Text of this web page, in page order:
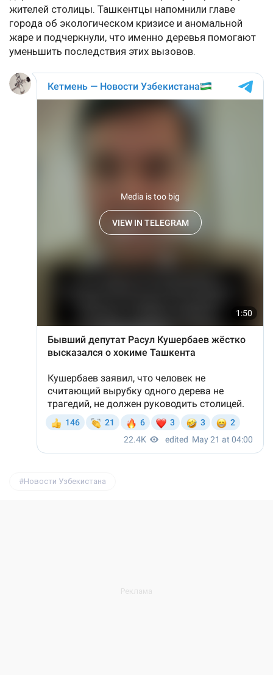
жителей столицы. Ташкентцы напомнили главе
города об экологическом кризисе и аномальной
жаре и подчеркнули, что именно деревья помогают
уменьшить последствия этих вызовов.
Новости Узбекистана